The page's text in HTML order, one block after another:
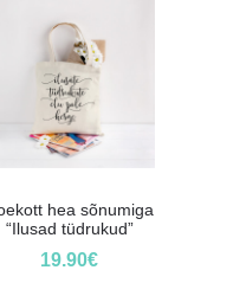
hea sõnumiga
“Ilusad tüdrukud”
19.90€